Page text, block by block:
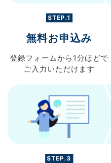
STEP.1
無料お申込み
登録フォームから 1分ほどで
ご入力 いただけます
STEP.3